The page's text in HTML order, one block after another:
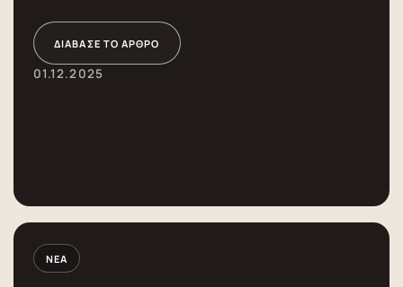
ΔΙΆΒΑΣΕ ΤΟ ΆΡΘΡΟ
01.12.2025
ΝΈΑ